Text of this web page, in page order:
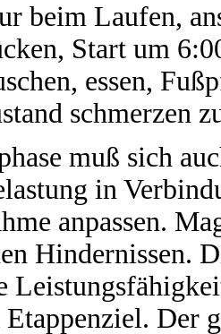
beim Laufen,
Start um
essen,
schmerzen
muß sich
in
anpassen.
Hindernissen.
Der